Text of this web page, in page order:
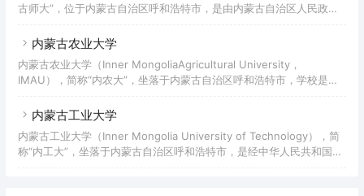
古师大”，位于内蒙古自治区呼和浩特市，是由内蒙古自治区人民政府
族地区最早建立的高等学校，自治区重点大学，是具有鲜明教师教育和
展教育培训基地、国家级社会体育指导员培训基地、自治区民族雕塑研
究中心、专业艺术创作基地、人文社科普及基地，是自治区各类体育专
内蒙古农业大学
内蒙古农业大学（Inner MongoliaAgricultural University，
IMAU），简称“内农大”，坐落于内蒙古自治区呼和浩特市，学校是原
是中国首个“雷锋大学”、国家西部大开发“一省一校”重点支持建设大
接收院校，入选中西部高校基础能力建设工程、国家建设高水平大学公
派研究生项目、特色重点学科项目、卓越农林人才教育培养计划。学校
内蒙古工业大学
内蒙古工业大学（Inner Mongolia University of Technology），简
称“内工大”，坐落于内蒙古自治区呼和浩特市，是经中华人民共和国教